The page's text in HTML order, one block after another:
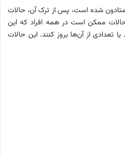
شده است، پس از ترک آن، حالات
حالات ممکن است در همه افراد که این
تعدادی از آن‌ها بروز کنند. این حالات